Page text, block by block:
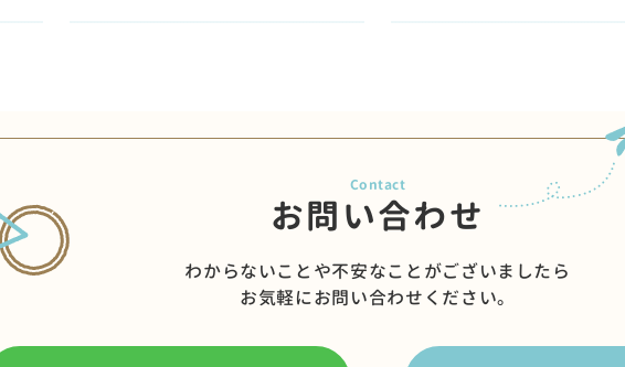
お問い合わせ
わからないことや不安なことがございましたら
お気軽にお問い合わせください。